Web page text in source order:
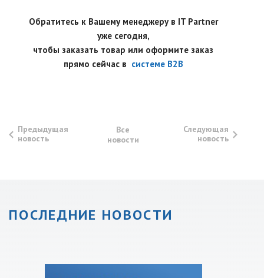
Обратитесь к Вашему менеджеру в IT Partner
уже сегодня,
чтобы заказать товар или оформите заказ
прямо сейчас в системе B2B
Предыдущая
новость
Все
новости
Следующая
новость
ПОСЛЕДНИЕ НОВОСТИ